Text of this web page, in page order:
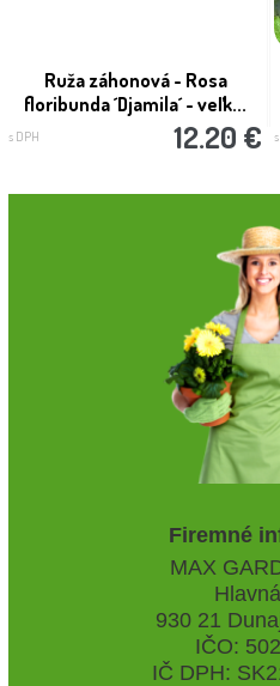
Ruža záhonová - Rosa
floribunda ´Djamila´ - veľk...
s DPH 12.20 €
Firemné
MAX
930 21
IČO:
IČ DPH: